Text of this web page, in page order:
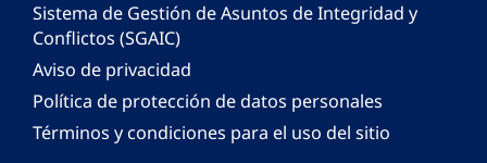
Sistema de Gestión de Asuntos de Integridad y
Conflictos (SGAIC)
Aviso de privacidad
Política de protección de datos personales
Términos y condiciones para el uso del sitio